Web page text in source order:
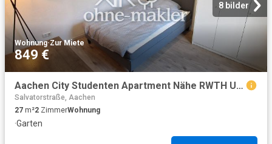
8 bilder
Wohnung·Zur Miete
849 €
Aachen City Studenten Apartment Nähe RWTH Uni fully furnished
Salvatorstraße, Aachen
27 m²2 ZimmerWohnung
·Garten